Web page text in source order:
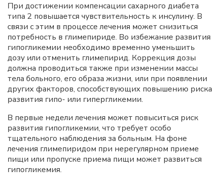
При достижении компенсации сахарного диабета
типа 2 повышается чувствительность к инсулину. В
связи с этим в процессе лечения может снизиться
потребность в глимепириде. Во избежание развития
гипогликемии необходимо временно уменьшить
дозу или отменить глимепирид. Коррекция дозы
должна проводиться также при изменении массы
тела больного, его образа жизни, или при появлении
других факторов, способствующих повышению риска
развития гипо- или гипергликемии.
В первые недели лечения может повыситься риск
развития гипогликемии, что требует особо
тщательного наблюдения за больным. На фоне
лечения глимепиридом при нерегулярном приеме
пищи или пропуске приема пищи может развиться
гипогликемия.